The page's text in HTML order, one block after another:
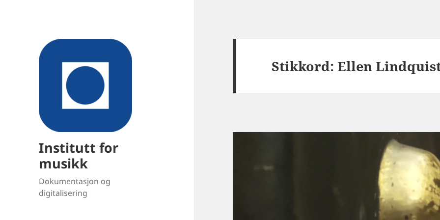
Institutt for
musikk
Dokumentasjon og
digitalisering
Stikkord:Ellen